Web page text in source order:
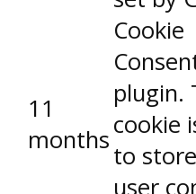
11
months
Cookie
plugin.
cookie
to
user